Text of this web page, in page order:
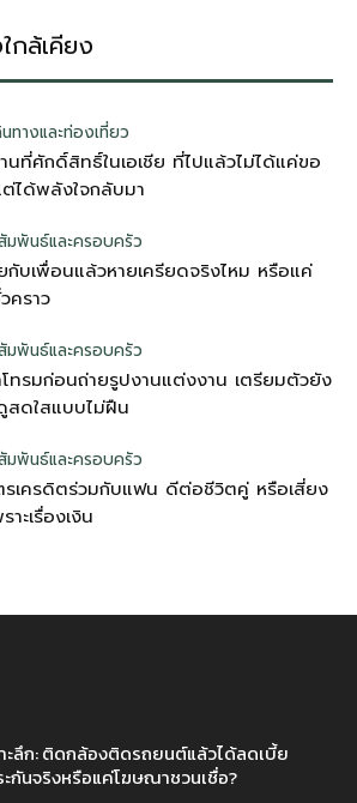
กล้เคียง
นทางและท่องเที่ยว
นที่ศักดิ์สิทธิ์ในเอเชีย ที่ไปแล้วไม่ได้แค่ขอ
ได้พลังใจกลับมา
มพันธ์และครอบครัว
กับเพื่อนแล้วหายเครียดจริงไหม หรือแค่
คราว
มพันธ์และครอบครัว
ทรมก่อนถ่ายรูปงานแต่งงาน เตรียมตัวยัง
สดใสแบบไม่ฝืน
มพันธ์และครอบครัว
รเครดิตร่วมกับแฟน ดีต่อชีวิตคู่ หรือเสี่ยง
าะเรื่องเงิน
ะลึก: ติดกล้องติดรถยนต์แล้วได้ลดเบี้ย
กันจริงหรือแค่โฆษณาชวนเชื่อ?